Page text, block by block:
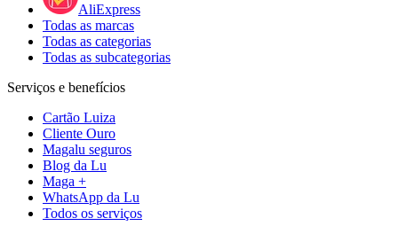
AliExpress
Todas as marcas
Todas as categorias
Todas as subcategorias
Serviços e benefícios
Cartão Luiza
Cliente Ouro
Magalu seguros
Blog da Lu
Maga +
WhatsApp da Lu
Todos os serviços